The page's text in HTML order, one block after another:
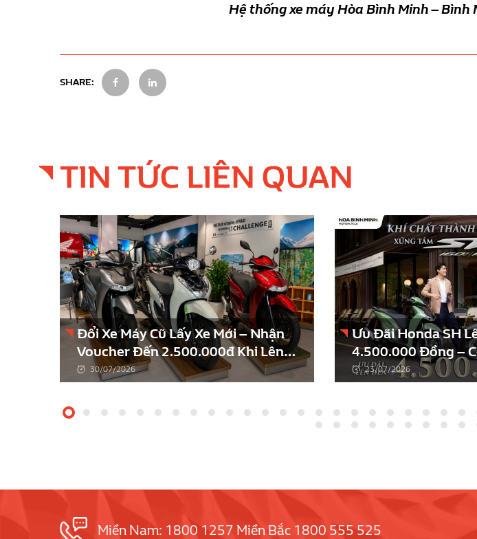
Hệ thống xe máy Hòa Bình Minh – Bình
SHARE:
TIN TỨC LIÊN QUAN
Đổi Xe Máy Cũ Lấy Xe Mới – Nhận
Voucher Đến 2.500.000đ Khi Lên
Đời SH
30/07/2026
Ưu Đãi Honda SH
4.500.000 Đồng –
SH Với Chi Phí Tiết
23/07/2026
Miền Nam: 1800 1257 Miền Bắc 1800 555 525